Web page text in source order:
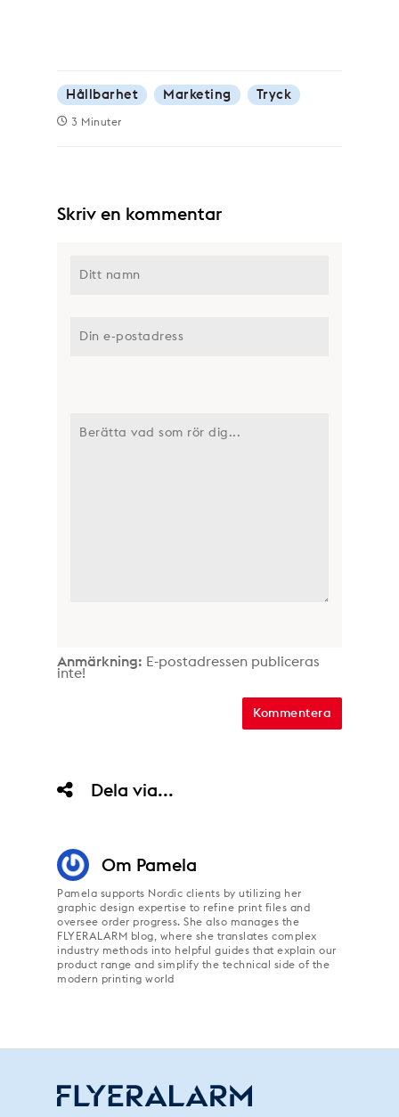
Hållbarhet Marketing Tryck
3 Minuter
Skriv en kommentar
Anmärkning: E-postadressen publiceras
inte!
Dela via...
Om Pamela
Pamela supports Nordic clients by utilizing her
graphic design expertise to refine print files and
oversee order progress. She also manages the
FLYERALARM blog, where she translates complex
industry methods into helpful guides that explain our
product range and simplify the technical side of the
modern printing world